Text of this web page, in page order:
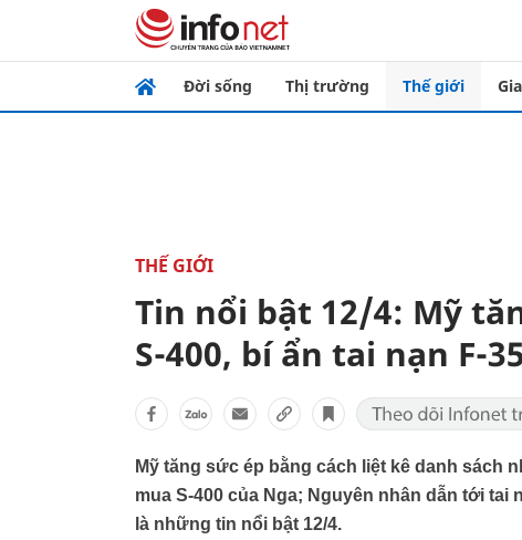
Đời sống Thị trường Thế giới
THẾ GIỚI
Tin nổi bật 12/4: Mỹ
S-400, bí ẩn tai nạn F-
Mỹ tăng sức ép bằng cách liệt kê danh sách
mua S-400 của Nga; Nguyên nhân dẫn tới tai
là những tin nổi bật 12/4.